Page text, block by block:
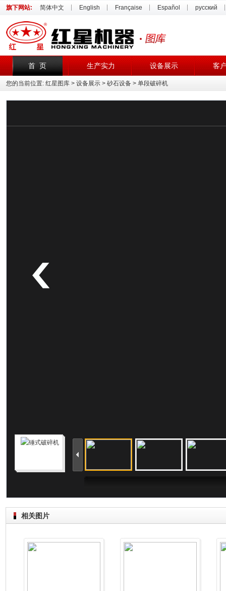
旗下网站: 简体中文 English Française Español русский
首 页 生产实力 设备展示 客
您的当前位置: 红星图库 > 设备展示 > 砂石设备 > 单段破碎机
相关图片